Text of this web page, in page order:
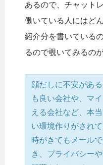
あるので、チャット
働いている人にはど
紹介分を書いている
るので覗いてみるの
顔だしに不安があ
も良い会社や、マ
える会社など、本
い環境作りがされ
時がきてもメール
き、プライバシー